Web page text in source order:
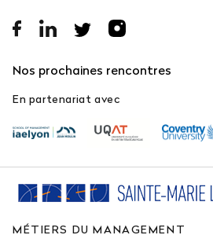
Nos prochaines rencontres
En partenariat avec
MÉTIERS DU MANAGEMENT